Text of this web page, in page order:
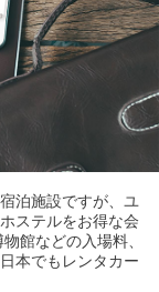
泊施設ですが、ユ
ステルをお得な会
館などの入場料、
本でもレンタカー